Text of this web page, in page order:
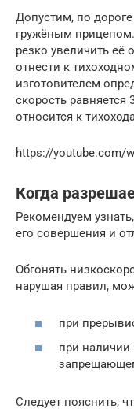
Допустим, по
гружёным прицепом.
резко увеличить её
отнести к
изготовителем
скорость
относится к
https://youtube.com/
Когда
Рекомендуем
его совершения и
Обгонять
нарушая правил,
при
при
Следует пояснить,